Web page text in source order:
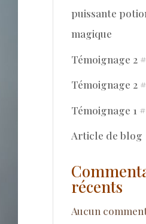
puissante
magique
Témoignage 2
Témoignage 2
Témoignage 1
Article de blog
récents
Aucun